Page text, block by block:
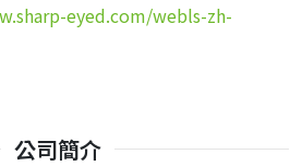
eyed.com/webls-zh-
公司簡介